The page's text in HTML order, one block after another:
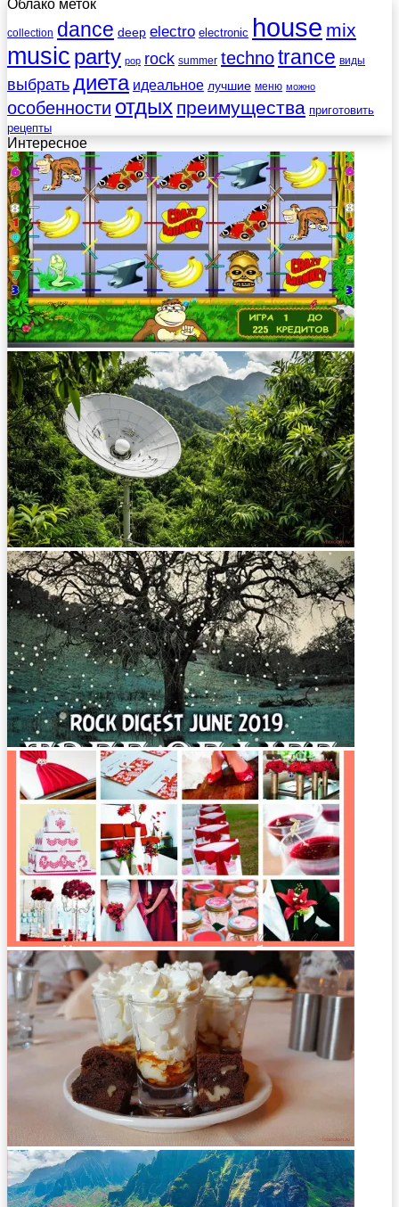
Облако меток
collection dance deep electro electronic house mix
music party pop rock summer technotrance виды
выбратьдиета идеальное лучшие меню можно
особенности отдых преимущества приготовить
рецепты
Интересное